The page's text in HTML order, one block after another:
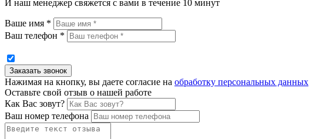
И наш менеджер свяжется с вами в течение 10 минут
Ваше имя *
Ваш телефон *
Нажимая на кнопку, вы даете согласие на обработку персональных данных
Оставьте свой отзыв о нашей работе
Как Вас зовут?
Ваш номер телефона